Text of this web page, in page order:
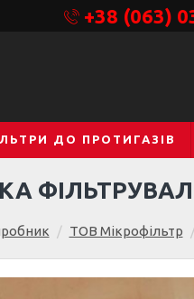
+38 (063)
ДО ПРОТИГАЗІВ
ТОВ Мікрофільтр